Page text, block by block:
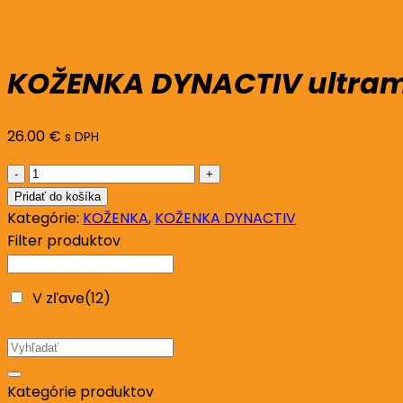
KOŽENKA DYNACTIV
26.00 € s DPH
množstvo
KOŽENKA
DYNACTIV
ultramarine
Pridať do košíka
Kategórie: KOŽENKA, KOŽENKA DYNACTIV
Filter produktov
V zľave(12)
Hľadať:
Kategórie produktov